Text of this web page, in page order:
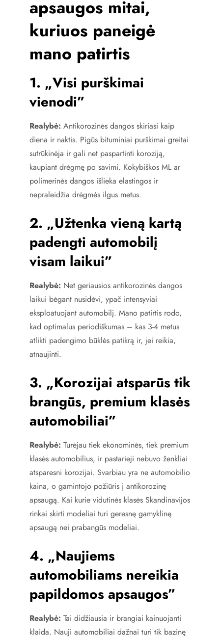
apsaugos mitai,
kuriuos paneigė
mano patirtis
1. „Visi purškimai
vienodi”
Realybė: Antikorozinės dangos skiriasi kaip
diena ir naktis. Pigūs bituminiai purškimai greitai
sutrūkinėja ir gali net paspartinti koroziją,
kaupiant drėgmę po savimi. Kokybiškos ML ar
polimerinės dangos išlieka elastingos ir
nepraleidžia drėgmės ilgus metus.
2. „Užtenka vieną kartą
padengti automobilį
visam laikui”
Realybė: Net geriausios antikorozinės dangos
laikui bėgant nusidėvi, ypač intensyviai
eksploatuojant automobilį. Mano patirtis rodo,
kad optimalus periodiškumas – kas 3-4 metus
atlikti padengimo būklės patikrą ir, jei reikia,
atnaujinti.
3. „Korozijai atsparūs tik
brangūs, premium klasės
automobiliai”
Realybė: Turėjau tiek ekonominės, tiek premium
klasės automobilius, ir pastarieji nebuvo ženkliai
atsparesni korozijai. Svarbiau yra ne automobilio
kaina, o gamintojo požiūris į antikorozinę
apsaugą. Kai kurie vidutinės klasės Skandinavijos
rinkai skirti modeliai turi geresnę gamyklinę
apsaugą nei prabangūs modeliai.
4. „Naujiems
automobiliams nereikia
papildomos apsaugos”
Realybė: Tai didžiausia ir brangiai kainuojanti
klaida. Nauji automobiliai dažnai turi tik bazinę